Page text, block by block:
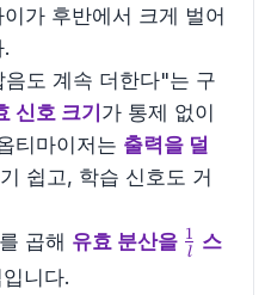
가 후반에서 크게 벌어
도 계속 더한다"는 구
신호 크기가 통제 없이
티마이저는 출력을 덜
쉽고, 학습 신호도 거
를 곱해 유효 분산을 l
1 스
니다.